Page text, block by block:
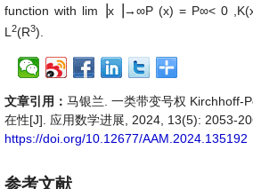
function with lim▕x▕→∞P (x) = P∞< 0
L 2(R3).
文章引用： 马银兰. 一类带变号权 Kirchhoff-
在性[J]. 应用数学进展, 2024, 13(5): 2053-
https://doi.org/10.12677/AAM.2024.135192
参考文献